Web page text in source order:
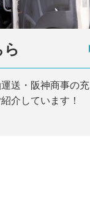
ら
送・阪神商事の充
介しています！